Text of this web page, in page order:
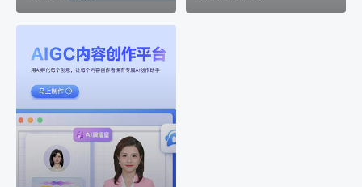
AIGC平台
用AI孵化每个创意
讯飞AIGC平台：让每个创
作者都拥有自己的专注AI
创作助手